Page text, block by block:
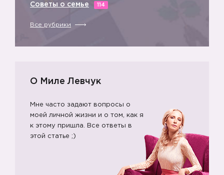
Советы о семье 114
Все рубрики
О Миле Левчук
Мне часто задают вопросы о
моей личной жизни и о том, как я
к этому пришла. Все ответы в
этой статье ;)